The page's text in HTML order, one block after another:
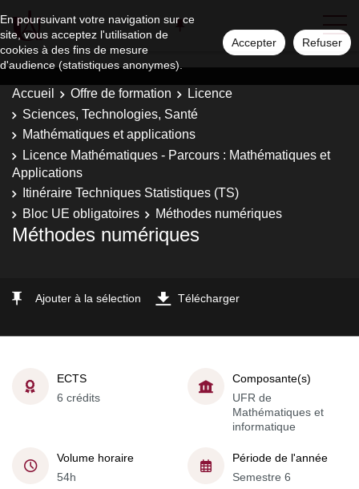
En poursuivant votre navigation sur ce
site, vous acceptez l'utilisation de
cookies à des fins de mesure
d'audience (statistiques anonymes).
Accepter Refuser
Accueil Offre de formation
Licence
Sciences, Technologies, Santé
Mathématiques et applications
Licence Mathématiques - Parcours : Mathématiques et
Applications
Itinéraire Techniques Statistiques (TS)
Bloc UE obligatoires
Méthodes numériques
Méthodes numériques
Ajouter à la sélection Télécharger
ECTS
6 crédits
Composante(s)
UFR de
Mathématiques et
informatique
Volume horaire
54h
Période de l'année
Semestre 6